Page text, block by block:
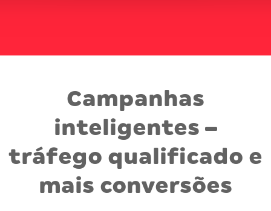
Campanhas
inteligentes –
tráfego qualificado e
mais conversões